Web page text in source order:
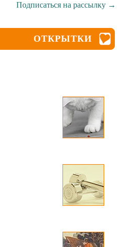
Подписаться на рассылку →
ОТКРЫТКИ